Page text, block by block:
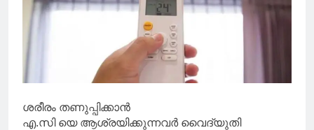
ശരീരം തണുപ്പിക്കാൻ
എ.സി യെ ആശ്രയിക്കുന്നവർ വൈദ്യുതി